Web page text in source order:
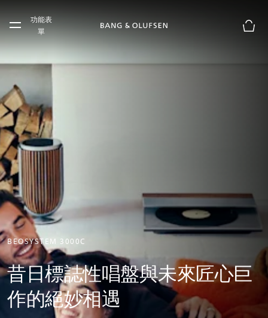
Skip to main footer
功能表
單
BEOSYSTEM 3000C
昔日標誌性唱盤與未來匠心巨
作的絕妙相遇